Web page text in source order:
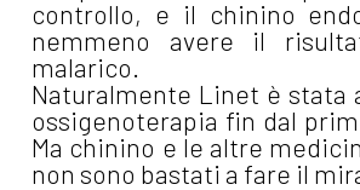
controllo, e il chinino
nemmeno avere il
malarico.
Naturalmente Linet è stata
ossigenoterapia fin dal
Ma chinino e le altre
non sono bastati a fare il